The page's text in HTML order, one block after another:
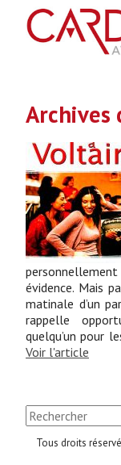
évidence. Mais
matinale d’un
rappelle
quelqu’un pour
Voir l'article
Tous droits